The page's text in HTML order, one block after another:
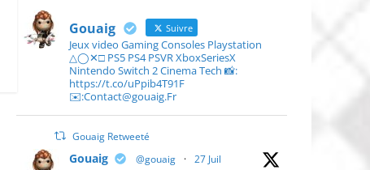
Gouaig Suivre
Jeux video Gaming Consoles Playstation
△◯✕□ PS5 PS4 PSVR XboxSeriesX
Nintendo Switch 2 Cinema Tech 📸:
https://t.co/uPpib4T91F
✉️:Contact@gouaig.Fr
Gouaig Retweeté
Gouaig @gouaig · 27 Juil